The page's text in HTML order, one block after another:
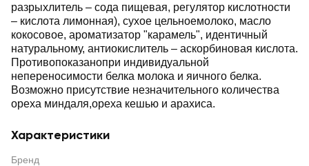
разрыхлитель – сода пищевая, регулятор кислотности
– кислота лимонная), сухое цельноемолоко, масло
кокосовое, ароматизатор "карамель", идентичный
натуральному, антиокислитель – аскорбиновая кислота.
Противопоказанопри индивидуальной
непереносимости белка молока и яичного белка.
Возможно присутствие незначительного количества
ореха миндаля,ореха кешью и арахиса.
Характеристики
Бренд